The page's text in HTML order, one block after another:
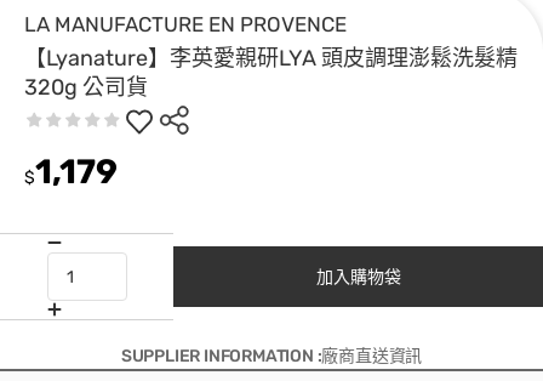
LA MANUFACTURE EN PROVENCE
【Lyanature】李英愛親研LYA 頭皮調理澎鬆洗髮精
320g 公司貨
$1,179
加入購物袋
SUPPLIER INFORMATION :廠商直送資訊